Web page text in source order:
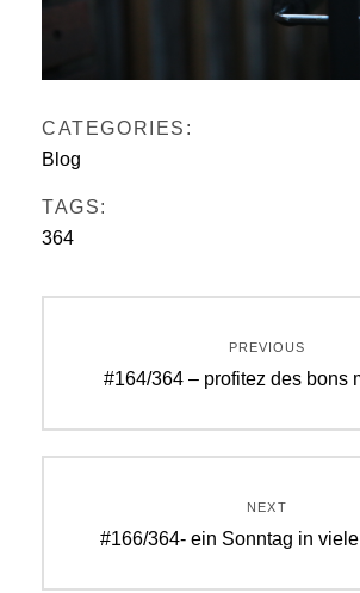
CATEGORIES:
Blog
TAGS:
364
PREVIOUS
Previous
#164/364 – profitez des bons
NEXT
Next
#166/364- ein Sonntag in